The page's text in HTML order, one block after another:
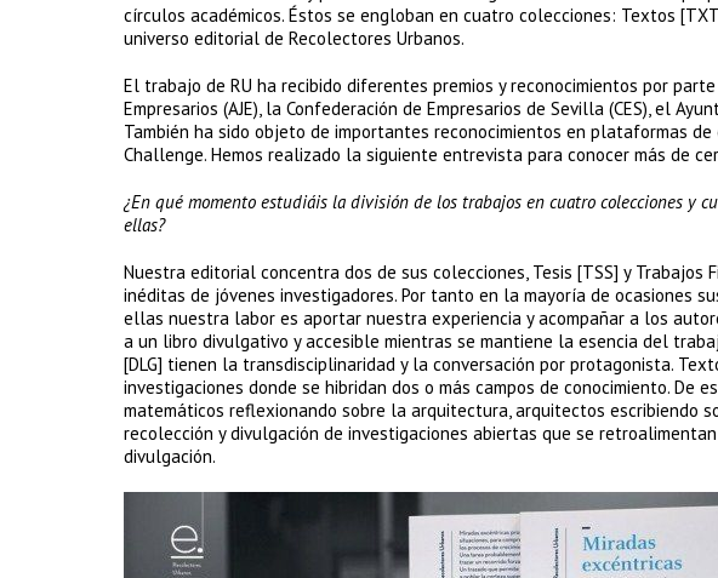
círculos académicos. Éstos se engloban en cuatro colecciones: Textos
universo editorial de Recolectores Urbanos.
El trabajo de RU ha recibido diferentes premios y reconocimientos por
Empresarios (AJE), la Confederación de Empresarios de Sevilla (CES), el
También ha sido objeto de importantes reconocimientos en plataformas de
Challenge. Hemos realizado la siguiente entrevista para conocer más de
¿En qué momento estudiáis la división de los trabajos en cuatro colecciones y
ellas?
Nuestra editorial concentra dos de sus colecciones, Tesis [TSS] y Trabajos
inéditas de jóvenes investigadores. Por tanto en la mayoría de ocasiones
ellas nuestra labor es aportar nuestra experiencia y acompañar a los
a un libro divulgativo y accesible mientras se mantiene la esencia del
[DLG] tienen la transdisciplinaridad y la conversación por protagonista.
investigaciones donde se hibridan dos o más campos de conocimiento. De
matemáticos reflexionando sobre la arquitectura, arquitectos escribiendo
recolección y divulgación de investigaciones abiertas que se
divulgación.